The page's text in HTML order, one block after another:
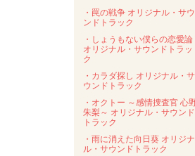
・罠の戦争 オリジナル・サウ
ンドトラック
・しょうもない僕らの恋愛論
オリジナル・サウンドトラッ
ク
・カラダ探し オリジナル・サ
ウンドトラック
・オクトー ～感情捜査官 心
朱梨～ オリジナル・サウンド
トラック
・雨に消えた向日葵 オリジナ
ル・サウンドトラック